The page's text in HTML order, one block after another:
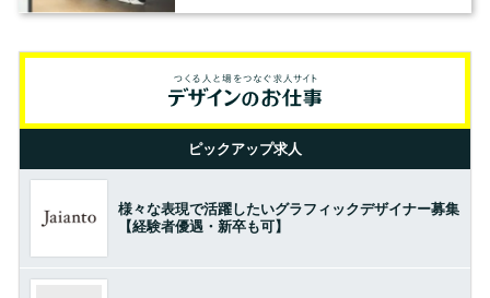
ピックアップ求人
様々な表現で活躍したいグラフィックデザイナー募集
【経験者優遇・新卒も可】